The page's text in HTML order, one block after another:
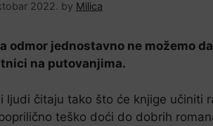
2022. by Milica
jednostavno ne možemo
na putovanjima.
čitaju tako što će knjige učiniti
teško doći do dobrih